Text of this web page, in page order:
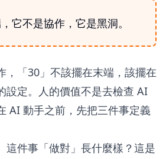
它不是協作，它是黑洞。
，「30」不該擺在末端，該擺在
設定。人的價值不是去檢查 AI
AI 動手之前，先把三件事定義
這件事「做對」長什麼樣？這是